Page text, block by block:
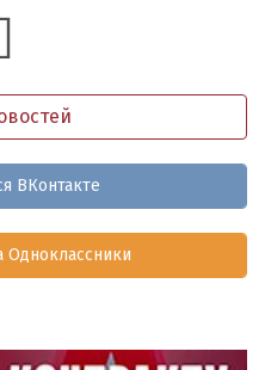
ВКонтакте
Одноклассники